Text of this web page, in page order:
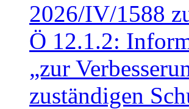
2026/IV/1588
Ö 12.1.2:
„zur
zuständigen